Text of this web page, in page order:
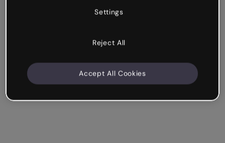
Settings
Reject All
Accept All Cookies